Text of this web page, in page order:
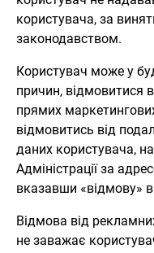
користувача, за
законодавством.
Користувач може у
причин, відмовитися
прямих
відмовитись від
даних користувача,
Адміністрації за
вказавши «відмову»
Відмова від
не заважає